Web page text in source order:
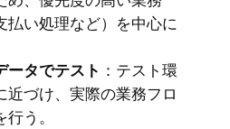
払い処理など）を中心に
ータでテスト ：テスト環
近づけ、実際の業務フロ
う。